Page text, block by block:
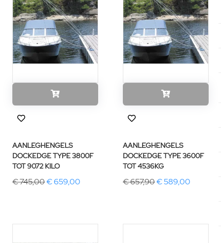
AANLEGHENGELS
DOCKEDGE TYPE 3800F
TOT 9072 KILO
€ 745,00€ 659,00
AANLEGHENGELS
DOCKEDGE TYPE 3600F
TOT 4536KG
€ 657,90€ 589,00